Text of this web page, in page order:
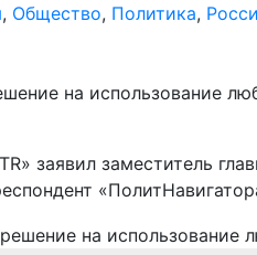
, Общество, Политика,
на использование
заявил заместитель